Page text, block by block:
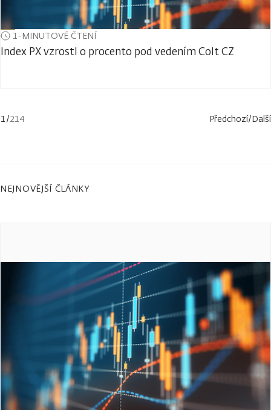
1-MINUTOVÉ ČTENÍ
Index PX vzrostl o procento pod vedením Colt CZ
1/214 Předchozí/Další
NEJNOVĚJŠÍ ČLÁNKY